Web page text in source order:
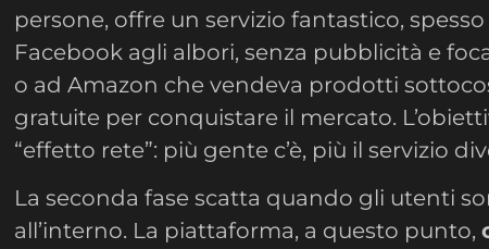
persone, offre un servizio fantastico,
Facebook agli albori, senza pubblicità e
o ad Amazon che vendeva prodotti
gratuite per conquistare il mercato.
“effetto rete”: più gente c’è, più il servizio
La seconda fase scatta quando gli utenti
all’interno. La piattaforma, a questo punto,